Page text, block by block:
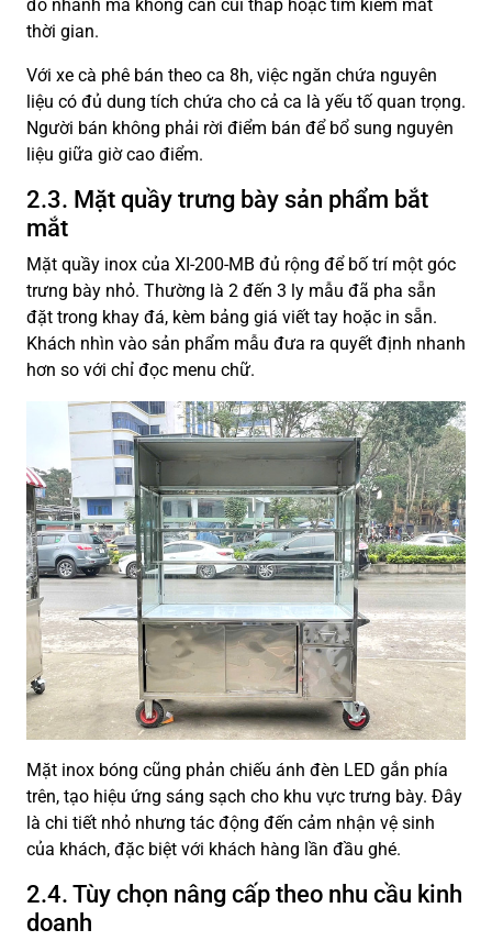
đồ nhanh mà không cần cúi thấp hoặc tìm kiếm mất
thời gian.
Với xe cà phê bán theo ca 8h, việc ngăn chứa nguyên
liệu có đủ dung tích chứa cho cả ca là yếu tố quan trọng.
Người bán không phải rời điểm bán để bổ sung nguyên
liệu giữa giờ cao điểm.
2.3. Mặt quầy trưng bày sản phẩm bắt
mắt
Mặt quầy inox của XI-200-MB đủ rộng để bố trí một góc
trưng bày nhỏ. Thường là 2 đến 3 ly mẫu đã pha sẵn
đặt trong khay đá, kèm bảng giá viết tay hoặc in sẵn.
Khách nhìn vào sản phẩm mẫu đưa ra quyết định nhanh
hơn so với chỉ đọc menu chữ.
Mặt inox bóng cũng phản chiếu ánh đèn LED gắn phía
trên, tạo hiệu ứng sáng sạch cho khu vực trưng bày. Đây
là chi tiết nhỏ nhưng tác động đến cảm nhận vệ sinh
của khách, đặc biệt với khách hàng lần đầu ghé.
2.4. Tùy chọn nâng cấp theo nhu cầu kinh
doanh